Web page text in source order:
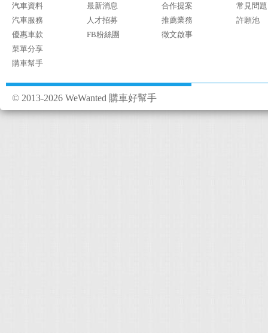
汽車資料
汽車服務
優惠車款
菜單分享
購車幫手
最新消息
人才招募
FB粉絲團
合作提案
推薦業務
徵文啟事
常見問題
許願池
© 2013-2026 WeWanted 購車好幫手